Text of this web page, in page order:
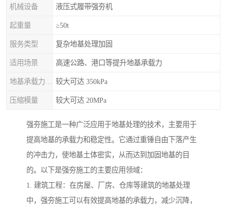
机械设备 液压式履带强夯机
起重量 ≥50t
服务类型 复杂地基处理加固
适用场景 高速公路、港口等提升地基承载力
较大可达 350kPa
压缩模量 较大可达 20MPa
强夯施工是一种广泛应用于地基处理的技术，主要用于
提高地基的承载力和稳定性。它通过重锤自由下落产生
的冲击力，使地基土体密实，从而达到加固地基的目
的。以下是强夯施工的主要应用领域：
1. 建筑工程：在房屋、厂房、仓库等建筑的地基处理
中，强夯施工可以有效提高地基的承载力，减少沉降，